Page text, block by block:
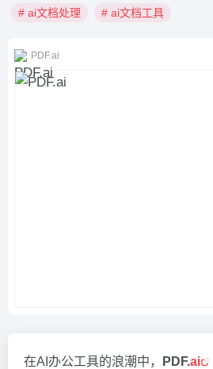
# ai文档处理
# ai文档工具
PDF.ai
在AI办公工具的浪潮中， PDF.ai